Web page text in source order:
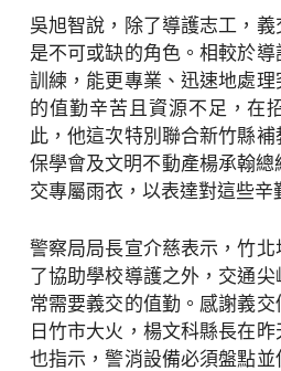
吳旭智說，除了導護志工，
是不可或缺的角色。相較於
訓練，能更專業、迅速地處
的值勤辛苦且資源不足，在
此，他這次特別聯合新竹縣
保學會及文明不動產楊承翰
交專屬雨衣，以表達對這些辛
警察局局長宣介慈表示，竹
了協助學校導護之外，交通
常需要義交的值勤。感謝義
日竹市大火，楊文科縣長在
也指示，警消設備必須盤點